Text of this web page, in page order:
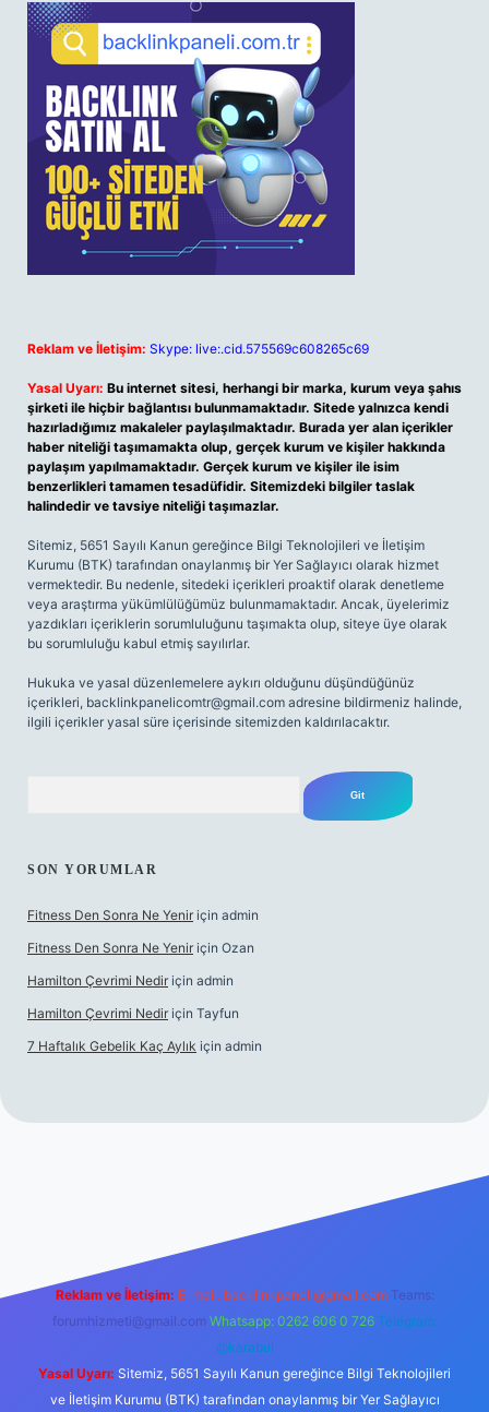
Reklam ve İletişim: Skype: live:.cid.575569c608265c69
Yasal Uyarı: Bu internet sitesi, herhangi bir marka, kurum veya şahıs
şirketi ile hiçbir bağlantısı bulunmamaktadır. Sitede yalnızca kendi
hazırladığımız makaleler paylaşılmaktadır. Burada yer alan içerikler
haber niteliği taşımamakta olup, gerçek kurum ve kişiler hakkında
paylaşım yapılmamaktadır. Gerçek kurum ve kişiler ile isim
benzerlikleri tamamen tesadüfidir. Sitemizdeki bilgiler taslak
halindedir ve tavsiye niteliği taşımazlar.
Sitemiz, 5651 Sayılı Kanun gereğince Bilgi Teknolojileri ve İletişim
Kurumu (BTK) tarafından onaylanmış bir Yer Sağlayıcı olarak hizmet
vermektedir. Bu nedenle, sitedeki içerikleri proaktif olarak denetleme
veya araştırma yükümlülüğümüz bulunmamaktadır. Ancak, üyelerimiz
yazdıkları içeriklerin sorumluluğunu taşımakta olup, siteye üye olarak
bu sorumluluğu kabul etmiş sayılırlar.
Hukuka ve yasal düzenlemelere aykırı olduğunu düşündüğünüz
içerikleri, backlinkpanelicomtr@gmail.com adresine bildirmeniz halinde,
ilgili içerikler yasal süre içerisinde sitemizden kaldırılacaktır.
SON YORUMLAR
Fitness Den Sonra Ne Yenir için admin
Fitness Den Sonra Ne Yenir için Ozan
Hamilton Çevrimi Nedir için admin
Hamilton Çevrimi Nedir için Tayfun
7 Haftalık Gebelik Kaç Aylık için admin
Reklam ve İletişim: E-mail: backlinkpaneli@gmail.com Teams:
forumhizmeti@gmail.com Whatsapp: 0262 606 0 726 Telegram:
@karabul
Yasal Uyarı: Sitemiz, 5651 Sayılı Kanun gereğince Bilgi Teknolojileri
ve İletişim Kurumu (BTK) tarafından onaylanmış bir Yer Sağlayıcı